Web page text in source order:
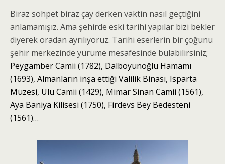
Biraz sohpet biraz çay derken vaktin nasıl geçtiğini
anlamamışız. Ama şehirde eski tarihi yapılar bizi bekler
diyerek oradan ayrılıyoruz. Tarihi eserlerin bir çoğunu
şehir merkezinde yürüme mesafesinde bulabilirsiniz;
Peygamber Camii (1782), Dalboyunoğlu Hamamı
(1693), Almanların inşa ettiği Valilik Binası, Isparta
Müzesi, Ulu Camii (1429), Mimar Sinan Camii (1561),
Aya Baniya Kilisesi (1750), Firdevs Bey Bedesteni
(1561)…